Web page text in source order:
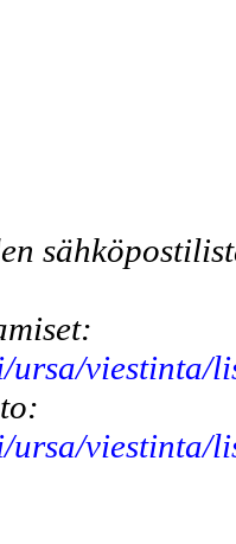
ursa/viestinta/
ursa/viestinta/